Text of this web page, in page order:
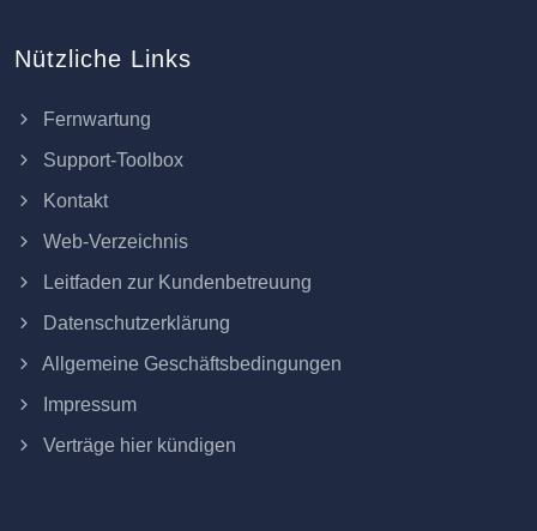
Nützliche Links
Fernwartung
Support-Toolbox
Kontakt
Web-Verzeichnis
Leitfaden zur Kundenbetreuung
Datenschutzerklärung
Allgemeine Geschäftsbedingungen
Impressum
Verträge hier kündigen